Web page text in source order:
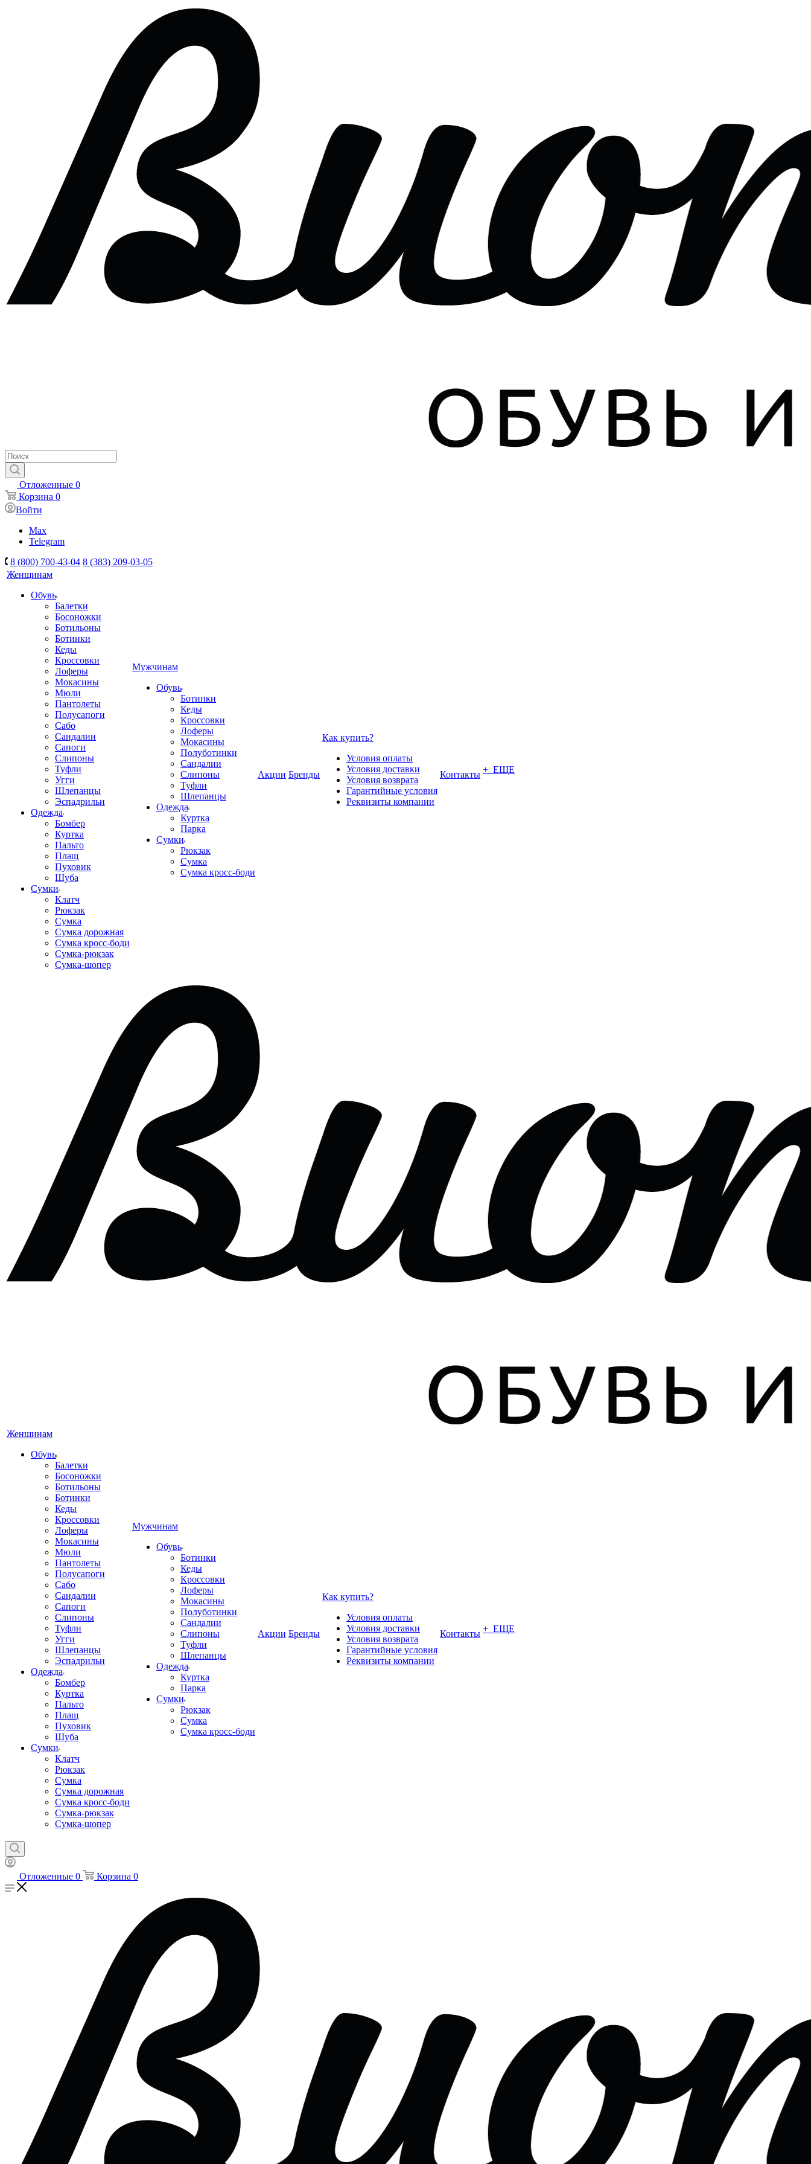
Отложенные 0
Корзина 0
Войти
Max
Telegram
8 (800) 700-43-04 8 (383) 209-03-05
Женщинам
Обувь
Балетки
Босоножки
Ботильоны
Ботинки
Кеды
Кроссовки
Лоферы
Мокасины
Мюли
Пантолеты
Полусапоги
Сабо
Сандалии
Сапоги
Слипоны
Туфли
Угги
Шлепанцы
Эспадрильи
Одежда
Бомбер
Куртка
Пальто
Плащ
Пуховик
Шуба
Сумки
Клатч
Рюкзак
Сумка
Сумка дорожная
Сумка кросс-боди
Сумка-рюкзак
Сумка-шопер
Мужчинам
Обувь
Ботинки
Кеды
Кроссовки
Лоферы
Мокасины
Полуботинки
Сандалии
Слипоны
Туфли
Шлепанцы
Одежда
Куртка
Парка
Сумки
Рюкзак
Сумка
Сумка кросс-боди
Акции Бренды
Как купить?
Условия оплаты
Условия доставки
Условия возврата
Гарантийные условия
Реквизиты компании
Контакты + ЕЩЕ
Женщинам
Обувь
Балетки
Босоножки
Ботильоны
Ботинки
Кеды
Кроссовки
Лоферы
Мокасины
Мюли
Пантолеты
Полусапоги
Сабо
Сандалии
Сапоги
Слипоны
Туфли
Угги
Шлепанцы
Эспадрильи
Одежда
Бомбер
Куртка
Пальто
Плащ
Пуховик
Шуба
Сумки
Клатч
Рюкзак
Сумка
Сумка дорожная
Сумка кросс-боди
Сумка-рюкзак
Сумка-шопер
Мужчинам
Обувь
Ботинки
Кеды
Кроссовки
Лоферы
Мокасины
Полуботинки
Сандалии
Слипоны
Туфли
Шлепанцы
Одежда
Куртка
Парка
Сумки
Рюкзак
Сумка
Сумка кросс-боди
Акции Бренды
Как купить?
Условия оплаты
Условия доставки
Условия возврата
Гарантийные условия
Реквизиты компании
Контакты + ЕЩЕ
Отложенные 0 Корзина 0